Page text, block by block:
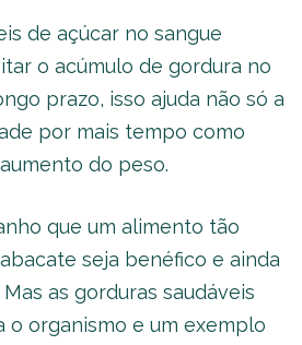
de açúcar no sangue
o acúmulo de gordura no
prazo, isso ajuda não só a
por mais tempo como
do peso.
que um alimento tão
seja benéfico e ainda
as gorduras saudáveis
o organismo e um exemplo